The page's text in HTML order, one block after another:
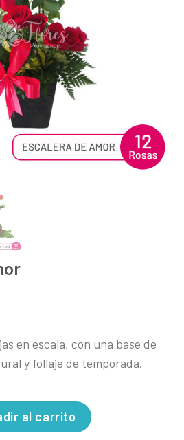
en escala, con una base de
y follaje de temporada.
al carrito